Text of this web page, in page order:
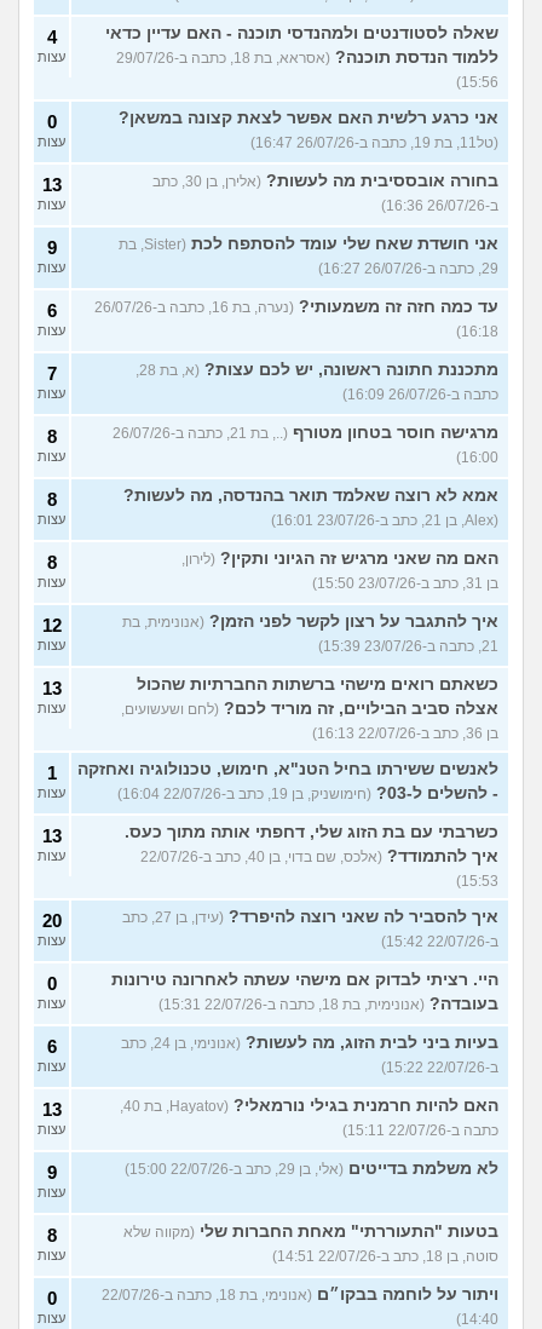
שאלה לסטודנטים ולמהנדסי תוכנה - האם עדיין כדאי
ללמוד הנדסת תוכנה?
(אסראא, בת 18, כתבה ב-29/07/26
15:56)
4
עצות
אני כרגע רלשית האם אפשר לצאת קצונה במשאן?
(טל11, בת 19, כתבה ב-26/07/26 16:47)
0
עצות
בחורה אובססיבית מה לעשות?
(אלירן, בן 30, כתב
ב-26/07/26 16:36)
13
עצות
אני חושדת שאח שלי עומד להסתפח לכת
(Sister, בת
29, כתבה ב-26/07/26 16:27)
9
עצות
עד כמה חזה זה משמעותי?
(נערה, בת 16, כתבה ב-26/07/26
16:18)
6
עצות
מתכננת חתונה ראשונה, יש לכם עצות?
כתבה ב-26/07/26 16:09)
7
עצות
מרגישה חוסר בטחון מטורף
(.., בת 21, כתבה ב-26/07/26
16:00)
8
עצות
אמא לא רוצה שאלמד תואר בהנדסה, מה לעשות?
(Alex, בן 21, כתב ב-23/07/26 16:01)
8
עצות
האם מה שאני מרגיש זה הגיוני ותקין? (לירון,
בן 31, כתב ב-23/07/26 15:50)
8
עצות
איך להתגבר על רצון לקשר לפני הזמן? (אנונימית, בת
21, כתבה ב-23/07/26 15:39)
12
עצות
כשאתם רואים מישהי ברשתות החברתיות שהכול
אצלה סביב הבילויים, זה מוריד לכם? (לחם ושעשועים,
בן 36, כתב ב-22/07/26 16:13)
13
עצות
לאנשים ששירתו בחיל הטנ"א, חימוש, טכנולוגיה ואחזקה
- להשלים ל-03?
(חימושניק, בן 19, כתב ב-22/07/26 16:04)
1
עצות
כשרבתי עם בת הזוג שלי, דחפתי אותה מתוך כעס.
איך להתמודד?
(אלכס, שם בדוי, בן 40, כתב ב-22/07/26
15:53)
13
עצות
איך להסביר לה שאני רוצה להיפרד?
(עידן, בן 27, כתב
ב-22/07/26 15:42)
20
עצות
היי. רציתי לבדוק אם מישהי עשתה לאחרונה טירונות
בעובדה? (אנונימית, בת 18, כתבה ב-22/07/26 15:31)
0
עצות
בעיות ביני לבית הזוג, מה לעשות?
(אנונימי, בן 24, כתב
ב-22/07/26 15:22)
6
עצות
האם להיות חרמנית בגילי נורמאלי?
כתבה ב-22/07/26 15:11)
13
עצות
לא משלמת בדייטים (אלי, בן 29, כתב ב-22/07/26 15:00) 9
עצות
בטעות "התעוררתי" מאחת החברות שלי (מקווה שלא
סוטה, בן 18, כתב ב-22/07/26 14:51)
8
עצות
ויתור על לוחמה בבקו״ם
(אנונימי, בת 18, כתבה ב-22/07/26
14:40)
0
עצות